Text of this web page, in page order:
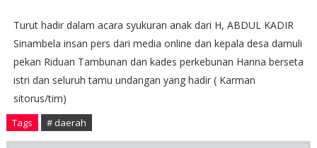
Turut hadir dalam acara syukuran anak dari H, ABDUL KADIR
Sinambela insan pers dari media online dan kepala desa damuli
pekan Riduan Tambunan dan kades perkebunan Hanna berseta
istri dan seluruh tamu undangan yang hadir ( Karman
sitorus/tim)
Tags # daerah